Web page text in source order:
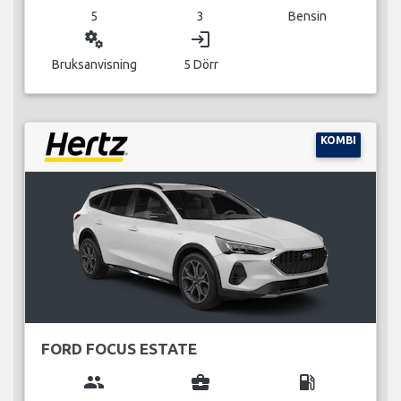
5 3 Bensin
miscellaneous_services
Bruksanvisning
login
5 Dörr
KOMBI
FORD FOCUS ESTATE
group business_center local_gas_station